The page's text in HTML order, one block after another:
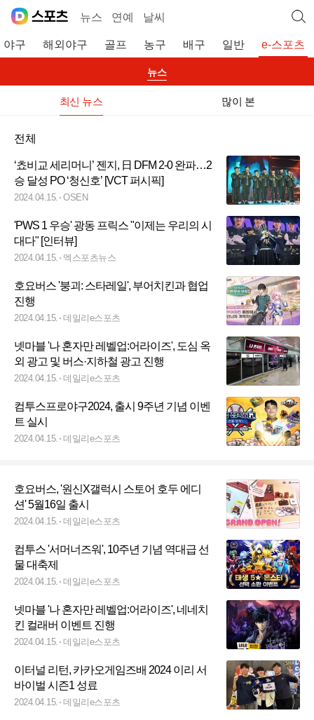
뉴스 연예 날씨
야구 해외야구 골프 농구 배구 일반 e-스포츠
뉴스
최신 뉴스 많이 본
전체
‘쵸비교 세리머니’ 젠지, 日 DFM 2-0 완파…2
승 달성 PO ‘청신호’ [VCT 퍼시픽]
2024.04.15. OSEN
'PWS 1 우승' 광동 프릭스 "이제는 우리의 시
대다" [인터뷰]
2024.04.15. 엑스포츠뉴스
호요버스 '붕괴: 스타레일', 부어치킨과 협업
진행
2024.04.15. 데일리e스포츠
넷마블 '나 혼자만 레벨업:어라이즈', 도심 옥
외 광고 및 버스·지하철 광고 진행
2024.04.15. 데일리e스포츠
컴투스프로야구2024, 출시 9주년 기념 이벤
트 실시
2024.04.15. 데일리e스포츠
호요버스, '원신X갤럭시 스토어 호두 에디
션' 5월16일 출시
2024.04.15. 데일리e스포츠
컴투스 '서머너즈워', 10주년 기념 역대급 선
물 대축제
2024.04.15. 데일리e스포츠
넷마블 '나 혼자만 레벨업:어라이즈', 네네치
킨 컬래버 이벤트 진행
2024.04.15. 데일리e스포츠
이터널 리턴, 카카오게임즈배 2024 이리 서
바이벌 시즌1 성료
2024.04.15. 데일리e스포츠